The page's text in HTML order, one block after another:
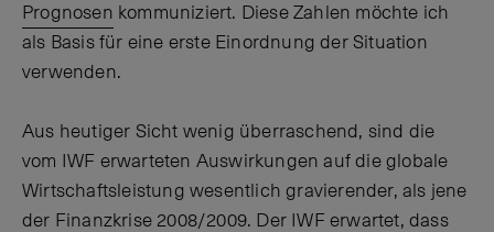
Prognosen kommuniziert. Diese Zahlen möchte ich
als Basis für eine erste Einordnung der Situation
verwenden.
Aus heutiger Sicht wenig überraschend, sind die
vom IWF erwarteten Auswirkungen auf die globale
Wirtschaftsleistung wesentlich gravierender, als jene
der Finanzkrise 2008/2009. Der IWF erwartet, dass